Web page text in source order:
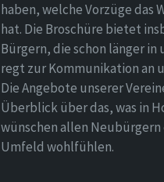
haben, welche Vorzüge das
hat. Die Broschüre bietet
Bürgern, die schon länger
regt zur Kommunikation an
Die Angebote unserer
Überblick über das, was in
wünschen allen Neubürgern
Umfeld wohlfühlen.